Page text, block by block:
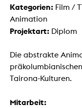
Kategorien: Film /
Animation
Projektart: Diplom
Die abstrakte
Tairona-Kulturen.
Mitarbeit: